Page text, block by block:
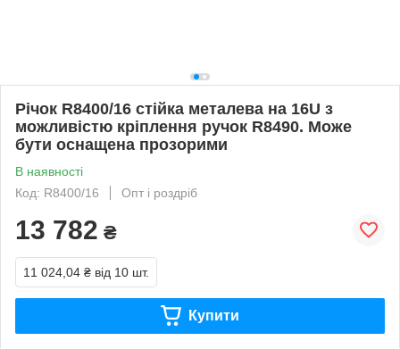
Річок R8400/16 стійка металева на 16U з
можливістю кріплення ручок R8490. Може
бути оснащена прозорими
В наявності
Код: R8400/16
Опт і роздріб
13 782 ₴
11 024,04 ₴ від 10 шт.
Купити